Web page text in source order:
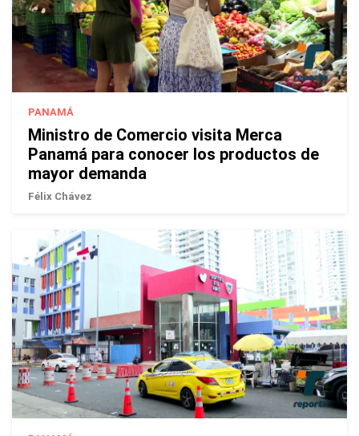
PANAMÁ
Ministro de Comercio visita Merca
Panamá para conocer los productos de
mayor demanda
Félix Chávez